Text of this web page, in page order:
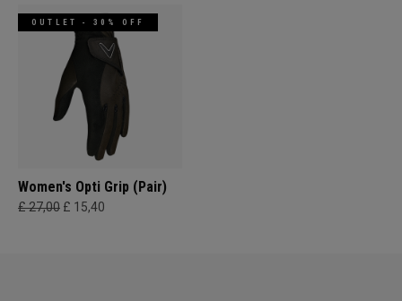
OUTLET - 30% OFF
Women's Opti Grip (Pair)
£ 27,00 £ 15,40